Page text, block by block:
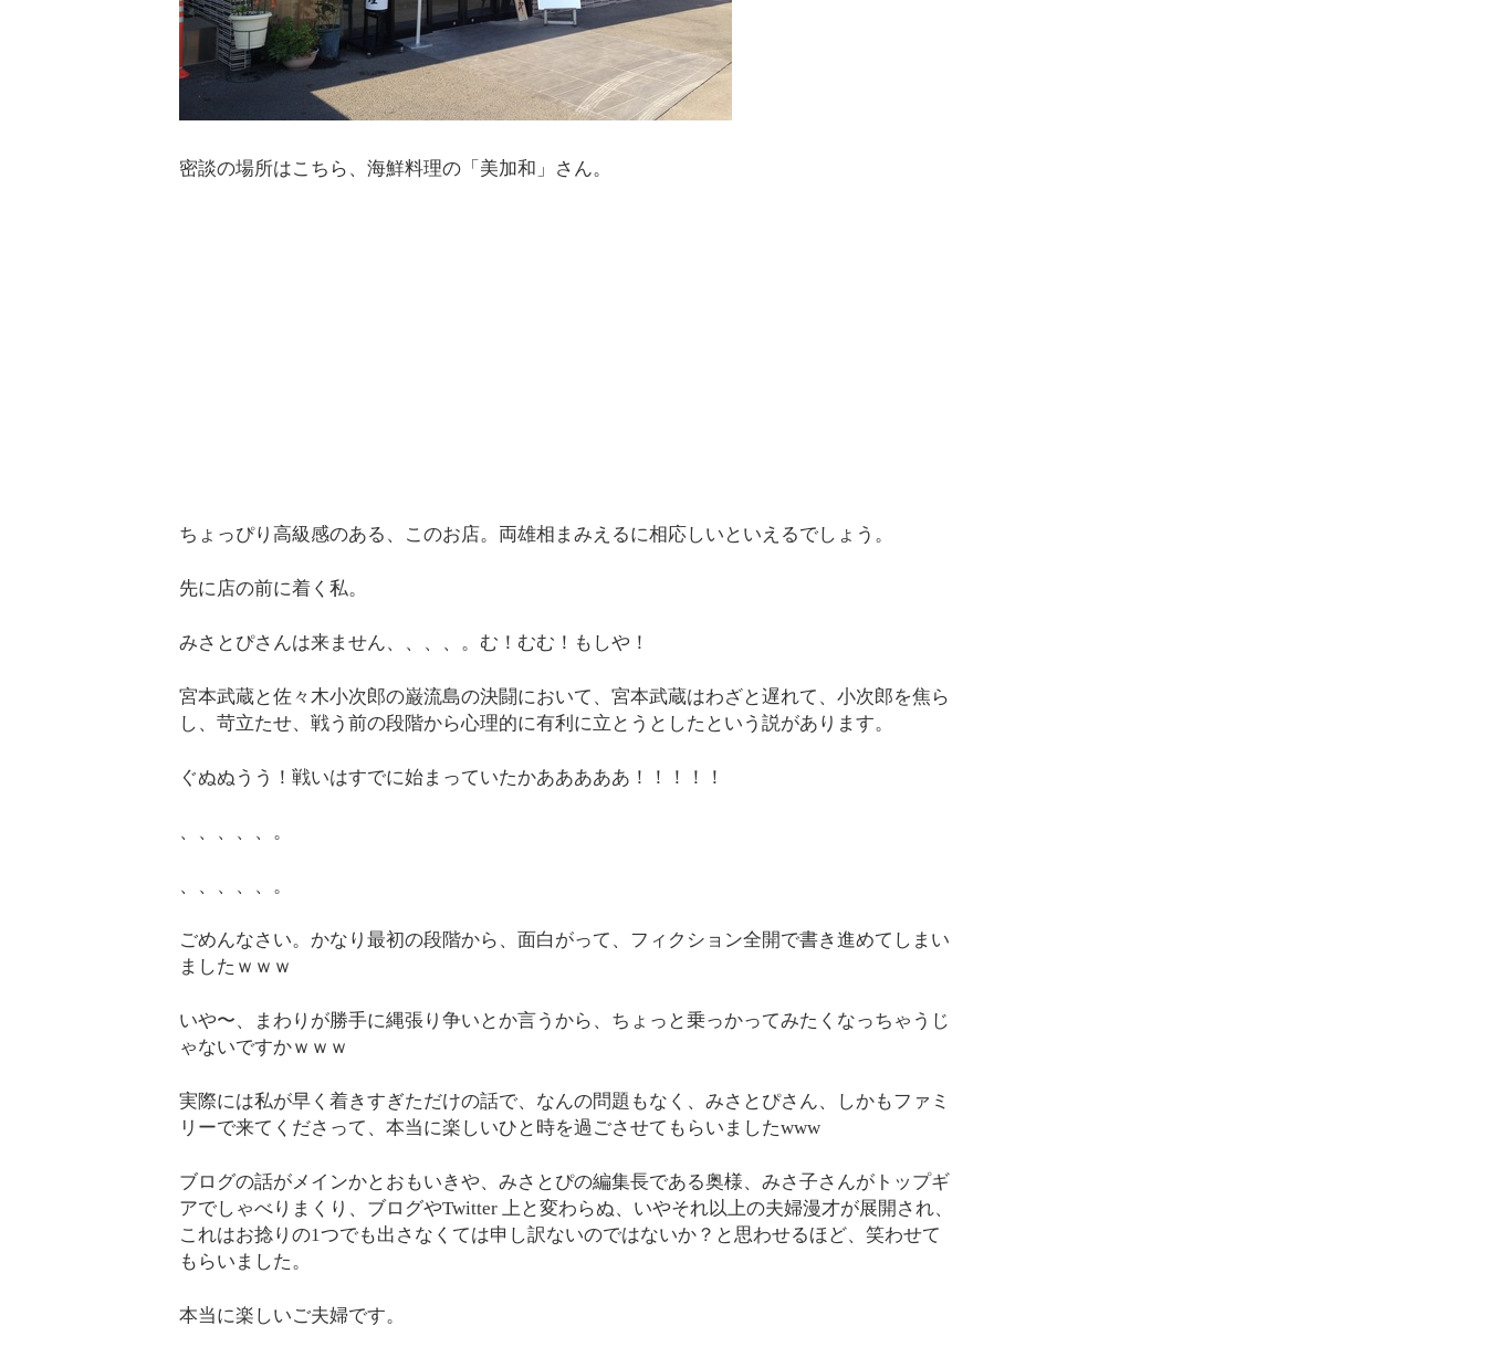
密談の場所はこちら、海鮮料理の「美加和」さん。
ちょっぴり高級感のある、このお店。両雄相まみえるに相応しいといえるでしょう。
先に店の前に着く私。
みさとぴさんは来ません、、、、。む！むむ！もしや！
宮本武蔵と佐々木小次郎の巌流島の決闘において、宮本武蔵はわざと遅れて、小次郎を焦ら
し、苛立たせ、戦う前の段階から心理的に有利に立とうとしたという説があります。
ぐぬぬうう！戦いはすでに始まっていたかあああああ！！！！！
、、、、、。
、、、、、。
ごめんなさい。かなり最初の段階から、面白がって、フィクション全開で書き進めてしまい
ましたｗｗｗ
いや〜、まわりが勝手に縄張り争いとか言うから、ちょっと乗っかってみたくなっちゃうじ
ゃないですかｗｗｗ
実際には私が早く着きすぎただけの話で、なんの問題もなく、みさとぴさん、しかもファミ
リーで来てくださって、本当に楽しいひと時を過ごさせてもらいましたwww
ブログの話がメインかとおもいきや、みさとぴの編集長である奥様、みさ子さんがトップギ
アでしゃべりまくり、ブログやTwitter 上と変わらぬ、いやそれ以上の夫婦漫才が展開され、
これはお捻りの1つでも出さなくては申し訳ないのではないか？と思わせるほど、笑わせて
もらいました。
本当に楽しいご夫婦です。